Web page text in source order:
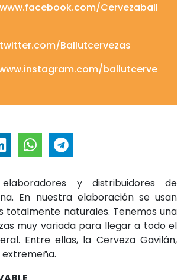
Cervezaball
Ballutcervezas
ballutcerve
y distribuidores de
En nuestra elaboración se usan
totalmente naturales. Tenemos una
muy variada para llegar a todo el
Entre ellas, la Cerveza Gavilán,